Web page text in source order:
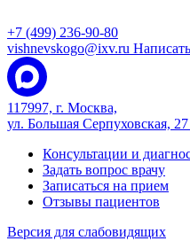
+7 (499) 236-90-80
vishnevskogo@ixv.ru
117997, г. Москва,
ул. Большая Серпуховская, 27
Консультации и
Задать вопрос врачу
Записаться на прием
Отзывы пациентов
Версия для слабовидящих